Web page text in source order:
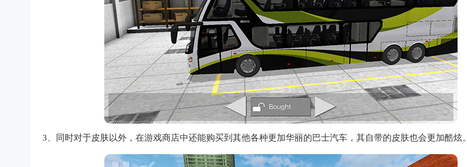
3、同时对于皮肤以外，在游戏商店中还能购买到其他各种更加华丽的巴士汽车，其自带的皮肤也会更加酷炫。